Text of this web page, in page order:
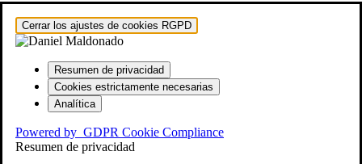
Hestia | Desarrollado porThemeIsle
Cerrar los ajustes de cookies RGPD
Resumen de privacidad
Cookies estrictamente necesarias
Analítica
Powered by GDPR Cookie Compliance
Resumen de privacidad